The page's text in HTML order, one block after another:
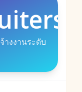
างงานระดับ